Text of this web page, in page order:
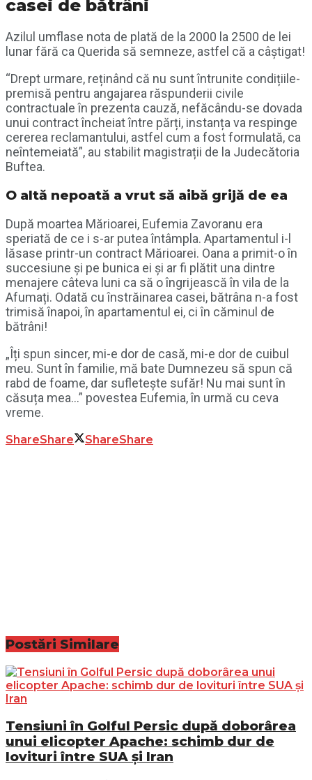
casei de bătrâni
Azilul umflase nota de plată de la 2000 la 2500 de lei
lunar fără ca Querida să semneze, astfel că a câștigat!
“Drept urmare, reținând că nu sunt întrunite condițiile-
premisă pentru angajarea răspunderii civile
contractuale în prezenta cauză, nefăcându-se dovada
unui contract încheiat între părți, instanța va respinge
cererea reclamantului, astfel cum a fost formulată, ca
neîntemeiată”, au stabilit magistrații de la Judecătoria
Buftea.
O altă nepoată a vrut să aibă grijă de ea
După moartea Mărioarei, Eufemia Zavoranu era
speriată de ce i s-ar putea întâmpla. Apartamentul i-l
lăsase printr-un contract Mărioarei. Oana a primit-o în
succesiune și pe bunica ei și ar fi plătit una dintre
menajere câteva luni ca să o îngrijească în vila de la
Afumați. Odată cu înstrăinarea casei, bătrâna n-a fost
trimisă înapoi, în apartamentul ei, ci în căminul de
bătrâni!
„Îți spun sincer, mi-e dor de casă, mi-e dor de cuibul
meu. Sunt în familie, mă bate Dumnezeu să spun că
rabd de foame, dar sufletește sufăr! Nu mai sunt în
căsuța mea…” povestea Eufemia, în urmă cu ceva
vreme.
ShareShare ShareShare
Postări Similare
Tensiuni în Golful Persic după doborârea
unui elicopter Apache: schimb dur de
lovituri între SUA și Iran